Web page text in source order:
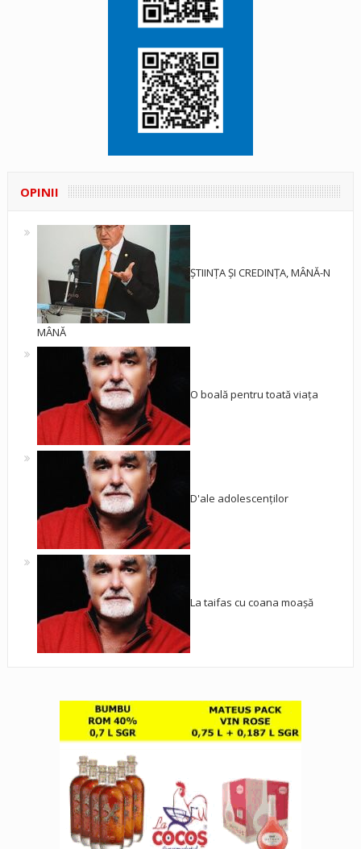
OPINII
ȘTIINȚA ȘI CREDINȚA, MÂNĂ-N
MÂNĂ
O boală pentru toată viața
D'ale adolescenților
La taifas cu coana moașă